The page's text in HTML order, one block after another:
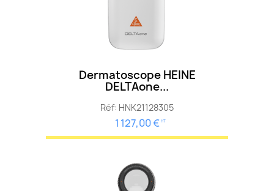
Dermatoscope HEINE
DELTAone...
Réf: HNK21128305
1 127,00 € HT